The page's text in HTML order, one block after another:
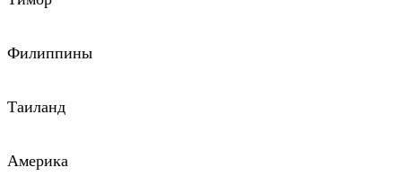
Филиппины
Таиланд
Америка